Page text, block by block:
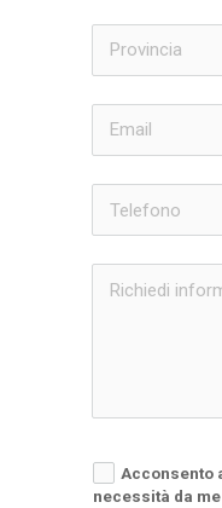
Acconsento
necessità da